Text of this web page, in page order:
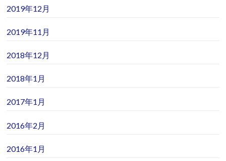
2019年12月
2019年11月
2018年12月
2018年1月
2017年1月
2016年2月
2016年1月